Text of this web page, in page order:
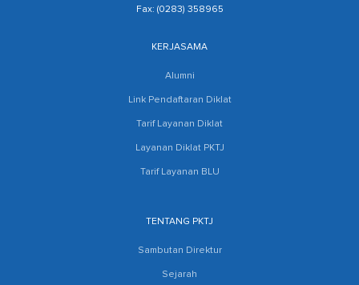
Fax: (0283) 358965
KERJASAMA
Alumni
Link Pendaftaran Diklat
Tarif Layanan Diklat
Layanan Diklat PKTJ
Tarif Layanan BLU
TENTANG PKTJ
Sambutan Direktur
Sejarah